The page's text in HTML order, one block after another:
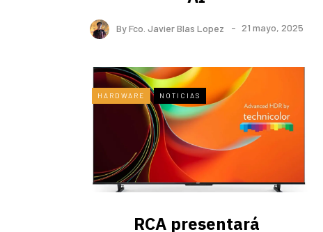
ByFco. Javier Blas Lopez 21 mayo, 2025
HARDWARE NOTICIAS
RCA presentará